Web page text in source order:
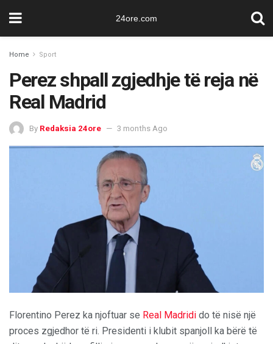
24ore.com
Home Sport
Perez shpall zgjedhje të reja në
Real Madrid
By Redaksia 24ore 3 months Ago
Florentino Perez ka njoftuar se Real Madridi do të nisë një
proces zgjedhor të ri. Presidenti i klubit spanjoll ka bërë të